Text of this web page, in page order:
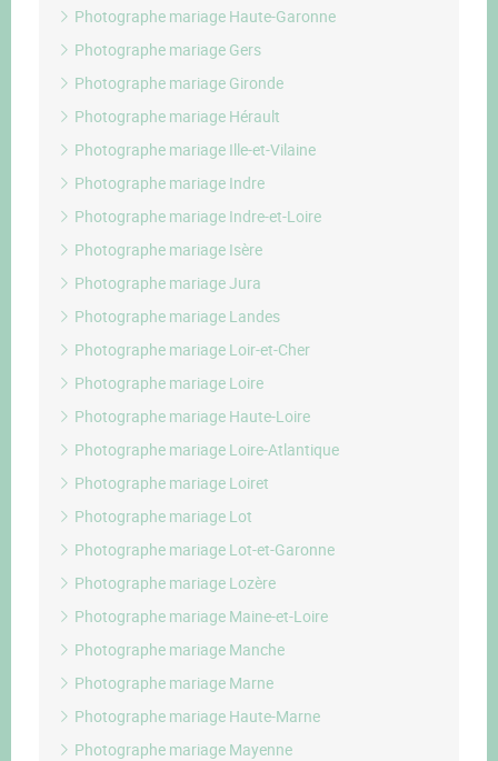
Photographe mariage Haute-Garonne
Photographe mariage Gers
Photographe mariage Gironde
Photographe mariage Hérault
Photographe mariage Ille-et-Vilaine
Photographe mariage Indre
Photographe mariage Indre-et-Loire
Photographe mariage Isère
Photographe mariage Jura
Photographe mariage Landes
Photographe mariage Loir-et-Cher
Photographe mariage Loire
Photographe mariage Haute-Loire
Photographe mariage Loire-Atlantique
Photographe mariage Loiret
Photographe mariage Lot
Photographe mariage Lot-et-Garonne
Photographe mariage Lozère
Photographe mariage Maine-et-Loire
Photographe mariage Manche
Photographe mariage Marne
Photographe mariage Haute-Marne
Photographe mariage Mayenne